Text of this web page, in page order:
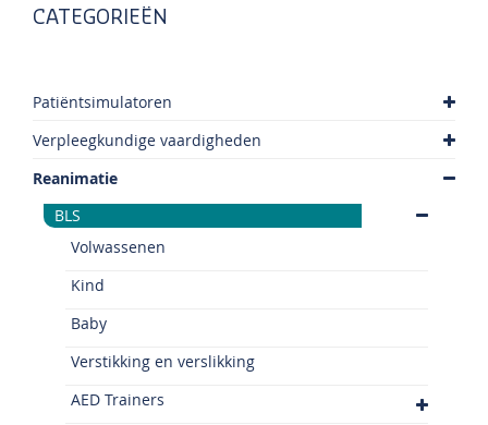
CATEGORIEËN
Patiëntsimulatoren
Verpleegkundige vaardigheden
Reanimatie
BLS
Volwassenen
Kind
Baby
Verstikking en verslikking
AED Trainers